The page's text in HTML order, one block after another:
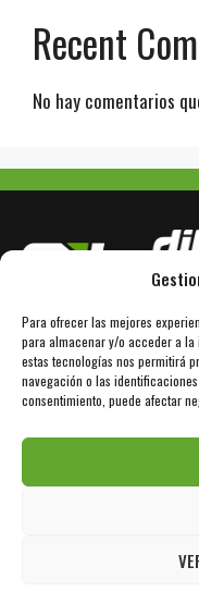
Para ofrecer las mejores
para almacenar y/o acceder a
estas tecnologías nos permitirá
navegación o las
consentimiento, puede afectar
Recent
No hay comentarios
Avda. Bertrán Güell
+34 936